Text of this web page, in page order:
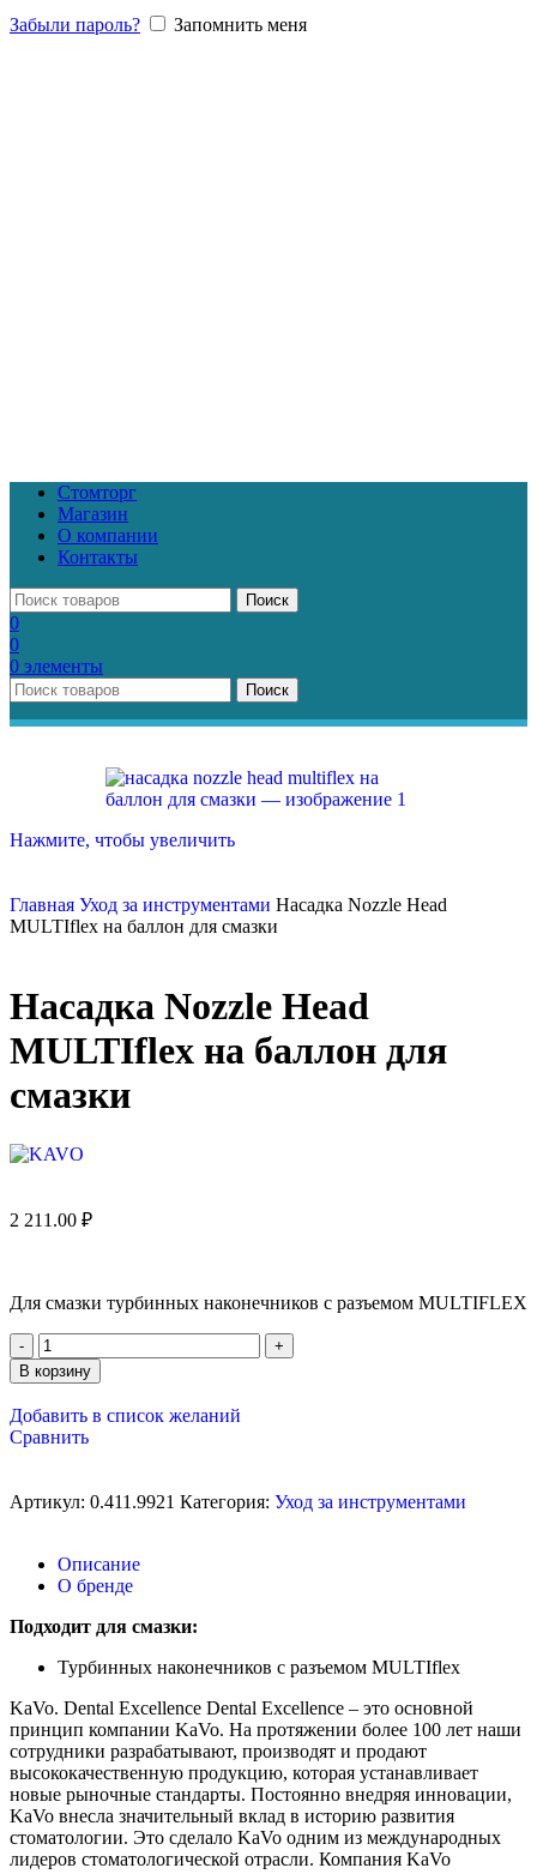
Забыли пароль? Запомнить меня
Стомторг
Магазин
О компании
Контакты
Поиск
0
0
0 элементы
Поиск
Нажмите, чтобы увеличить
Главная Уход за инструментами Насадка Nozzle Head
MULTIflex на баллон для смазки
Насадка Nozzle Head
MULTIflex на баллон для
смазки
2 211.00 ₽
Для смазки турбинных наконечников с разъемом MULTIFLEX
В корзину
Добавить в список желаний
Сравнить
Артикул: 0.411.9921 Категория: Уход за инструментами
Описание
О бренде
Подходит для смазки:
Турбинных наконечников с разъемом MULTIflex
KaVo. Dental Excellence Dental Excellence – это основной
принцип компании KaVo. На протяжении более 100 лет наши
сотрудники разрабатывают, производят и продают
высококачественную продукцию, которая устанавливает
новые рыночные стандарты. Постоянно внедряя инновации,
KaVo внесла значительный вклад в историю развития
стоматологии. Это сделало KaVo одним из международных
лидеров стоматологической отрасли. Компания KaVo